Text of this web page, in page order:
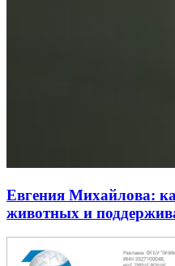
Евгения Михайлова:
животных и